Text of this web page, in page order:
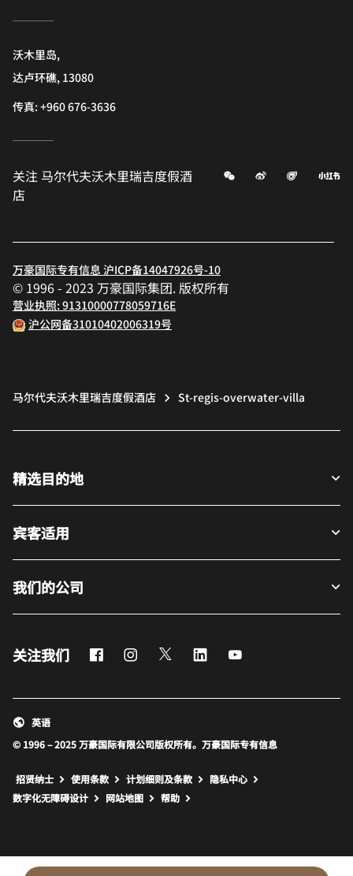
沃木里岛,
达卢环礁, 13080
传真:+960 676-3636
关注 马尔代夫沃木里瑞吉度假酒
店
微信 微博 飞猪
万豪国际专有信息 沪ICP备14047926号-10
© 1996 - 2023 万豪国际集团. 版权所有
营业执照: 91310000778059716E
沪公网备31010402006319号
马尔代夫沃木里瑞吉度假酒店 St-regis-overwater-villa
精选目的地
宾客适用
我们的公司
关注我们 FacebookInstagram
Twitter LinkedIn
© 1996 – 2025 万豪国际有限公司版权所有。万豪国际专有信息
英语
招贤纳士 使用条款 计划细则及条款
隐私中心
数字化无障碍设计
网站地图 打开新窗口
帮助